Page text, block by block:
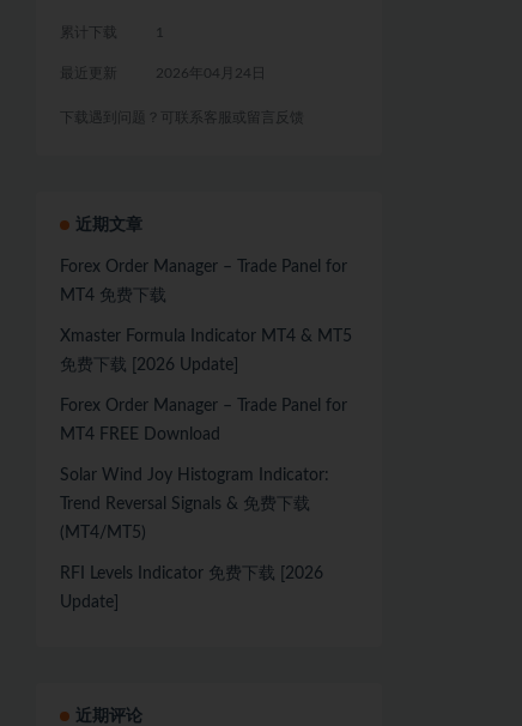
累计下载 1
最近更新 2026年04月24日
下载遇到问题？可联系客服或留言反馈
近期文章
Forex Order Manager – Trade Panel for
MT4 免费下载
Xmaster Formula Indicator MT4 & MT5
免费下载 [2026 Update]
Forex Order Manager – Trade Panel for
MT4 FREE Download
Solar Wind Joy Histogram Indicator:
Trend Reversal Signals & 免费下载
(MT4/MT5)
RFI Levels Indicator 免费下载 [2026
Update]
近期评论